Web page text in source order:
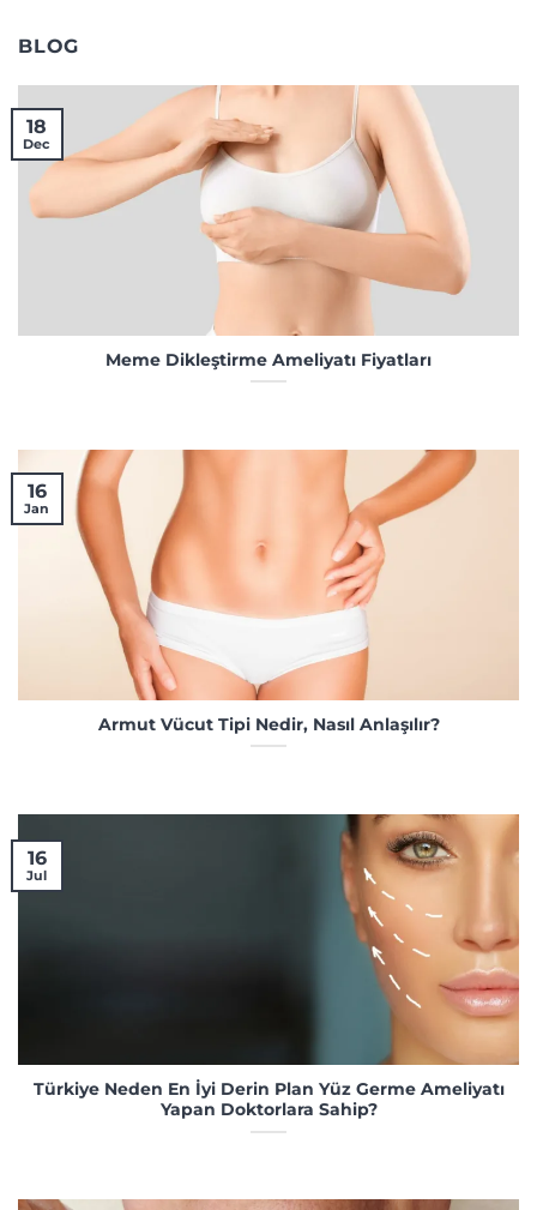
BLOG
Meme Dikleştirme Ameliyatı Fiyatları
18
Dec
Armut Vücut Tipi Nedir, Nasıl Anlaşılır?
16
Jan
Türkiye Neden En İyi Derin Plan Yüz Germe Ameliyatı
Yapan Doktorlara Sahip?
16
Jul